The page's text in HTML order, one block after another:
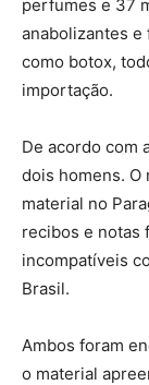
perfumes e 37
anabolizantes
como botox,
importação.
De acordo com
dois homens.
material no
recibos e notas
incompatíveis
Brasil.
Ambos foram
o material